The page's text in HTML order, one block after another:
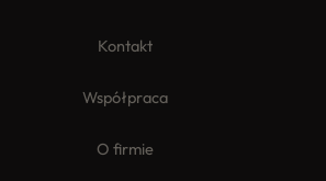
Kontakt
Współpraca
O firmie